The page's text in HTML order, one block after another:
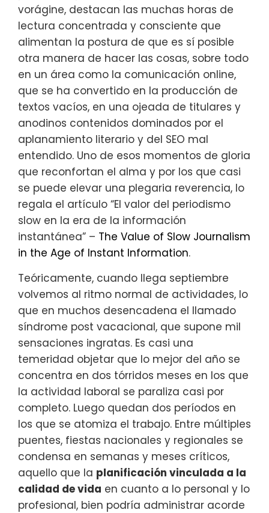
vorágine, destacan las muchas horas de
lectura concentrada y consciente que
alimentan la postura de que es sí posible
otra manera de hacer las cosas, sobre todo
en un área como la comunicación online,
que se ha convertido en la producción de
textos vacíos, en una ojeada de titulares y
anodinos contenidos dominados por el
aplanamiento literario y del SEO mal
entendido. Uno de esos momentos de gloria
que reconfortan el alma y por los que casi
se puede elevar una plegaria reverencia, lo
regala el artículo “El valor del periodismo
slow en la era de la información
instantánea” – The Value of Slow Journalism
in the Age of Instant Information.
Teóricamente, cuando llega septiembre
volvemos al ritmo normal de actividades, lo
que en muchos desencadena el llamado
síndrome post vacacional, que supone mil
sensaciones ingratas. Es casi una
temeridad objetar que lo mejor del año se
concentra en dos tórridos meses en los que
la actividad laboral se paraliza casi por
completo. Luego quedan dos períodos en
los que se atomiza el trabajo. Entre múltiples
puentes, fiestas nacionales y regionales se
condensa en semanas y meses críticos,
aquello que la planificación vinculada a la
calidad de vida en cuanto a lo personal y lo
profesional, bien podría administrar acorde